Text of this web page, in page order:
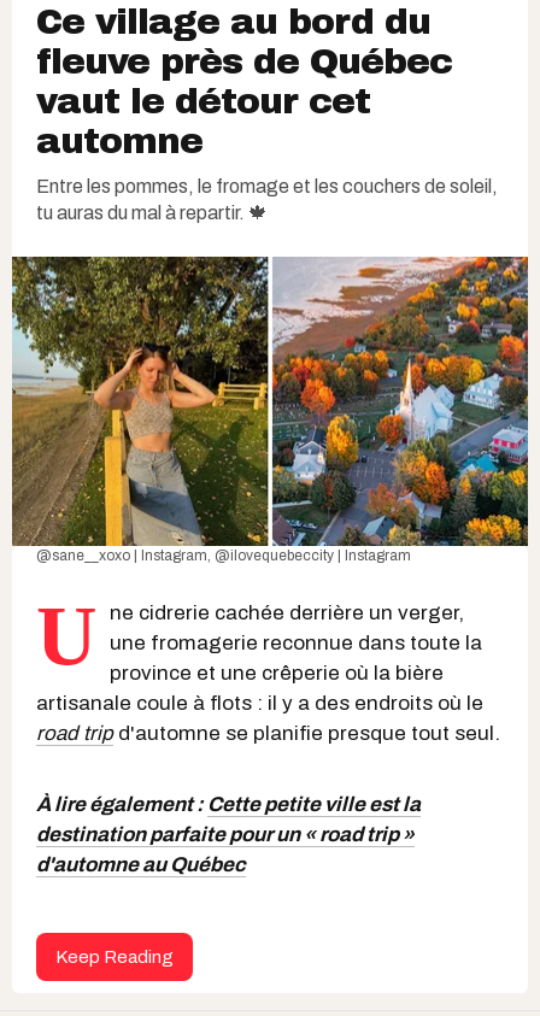
Ce village au bord du
fleuve près de Québec
vaut le détour cet
automne
Entre les pommes, le fromage et les couchers de soleil,
tu auras du mal à repartir. 🍁
@sane__xoxo | Instagram, @ilovequebeccity | Instagram
U
ne cidrerie cachée derrière un verger,
une fromagerie reconnue dans toute la
province et une crêperie où la bière
artisanale coule à flots : il y a des endroits où le
road tripd'automne se planifie presque tout seul.
À lire également : Cette petite ville est la
destination parfaite pour un « road trip »
d'automne au Québec
Keep Reading